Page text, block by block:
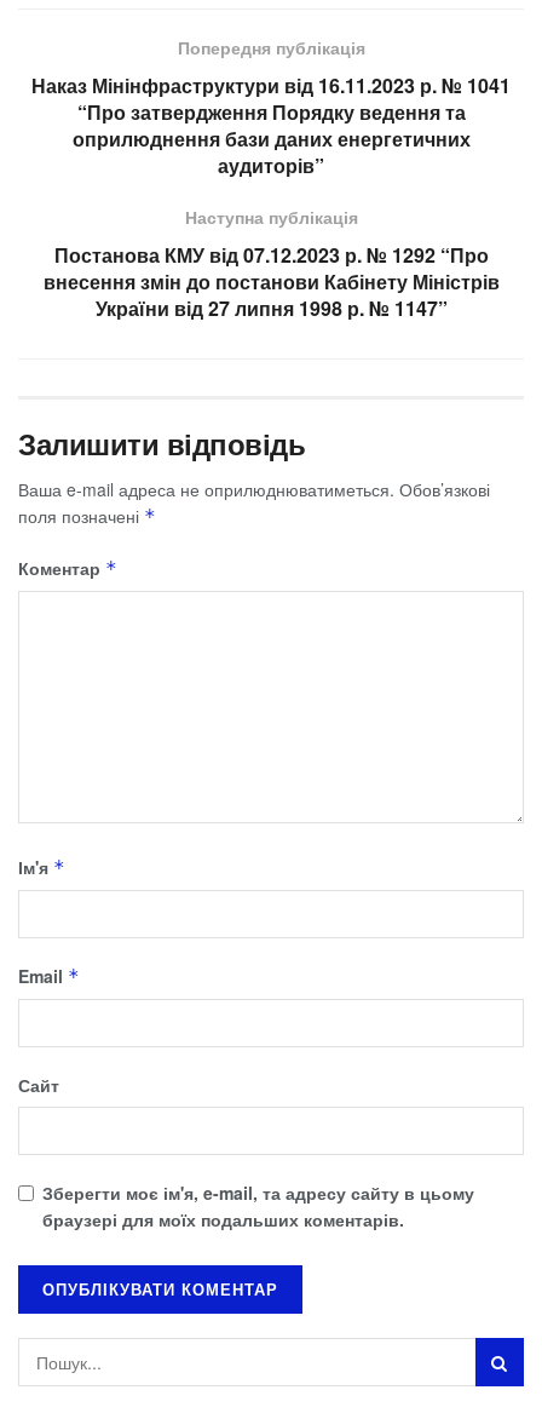
Попередня публікація
Наказ Мінінфраструктури від 16.11.2023 р. № 1041
“Про затвердження Порядку ведення та
оприлюднення бази даних енергетичних
аудиторів”
Наступна публікація
Постанова КМУ від 07.12.2023 р. № 1292 “Про
внесення змін до постанови Кабінету Міністрів
України від 27 липня 1998 р. № 1147”
Залишити відповідь
Ваша e-mail адреса не оприлюднюватиметься. Обов’язкові
поля позначені *
Коментар *
Ім'я *
Email *
Сайт
Зберегти моє ім'я, e-mail, та адресу сайту в цьому
браузері для моїх подальших коментарів.